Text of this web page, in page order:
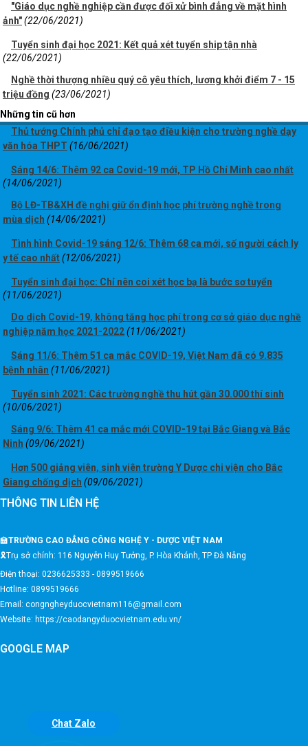
"Giáo dục nghề nghiệp cần được đối xử bình đẳng về mặt hình
ảnh"(22/06/2021)
Tuyển sinh đại học 2021: Kết quả xét tuyển ship tận nhà
(22/06/2021)
Nghề thời thượng nhiều quý cô yêu thích, lương khởi điểm 7 - 15
triệu đồng (23/06/2021)
Những tin cũ hơn
Thủ tướng Chính phủ chỉ đạo tạo điều kiện cho trường nghề dạy
văn hóa THPT (16/06/2021)
Sáng 14/6: Thêm 92 ca Covid-19 mới, TP Hồ Chí Minh cao nhất
(14/06/2021)
Bộ LĐ-TB&XH đề nghị giữ ổn định học phí trường nghề trong
mùa dịch (14/06/2021)
Tình hình Covid-19 sáng 12/6: Thêm 68 ca mới, số người cách ly
y tế cao nhất(12/06/2021)
Tuyển sinh đại học: Chỉ nên coi xét học bạ là bước sơ tuyển
(11/06/2021)
Do dịch Covid-19, không tăng học phí trong cơ sở giáo dục nghề
nghiệp năm học 2021-2022(11/06/2021)
Sáng 11/6: Thêm 51 ca mắc COVID-19, Việt Nam đã có 9.835
bệnh nhân (11/06/2021)
Tuyển sinh 2021: Các trường nghề thu hút gần 30.000 thí sinh
(10/06/2021)
Sáng 9/6: Thêm 41 ca mắc mới COVID-19 tại Bắc Giang và Bắc
Ninh (09/06/2021)
Hơn 500 giảng viên, sinh viên trường Y Dược chi viện cho Bắc
Giang chống dịch (09/06/2021)
THÔNG TIN LIÊN HỆ
🏫TRƯỜNG CAO ĐẲNG CÔNG NGHỆ Y - DƯỢC VIỆT NAM
🎗️Trụ sở chính: 116 Nguyễn Huy Tưởng, P. Hòa Khánh, TP Đà Nẵng
Điện thoại: 0236625333 - 0899519666
Hotline: 0899519666
Email: congngheyduocvietnam116@gmail.com
Website: https://caodangyduocvietnam.edu.vn/
GOOGLE MAP
Chat Zalo